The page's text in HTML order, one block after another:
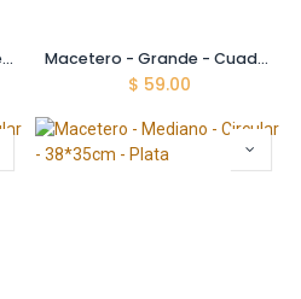
Macetero - Tipo Copa - Mediano - 26*36 cm - Café Arenado Macetero - Grande - Cuadrado - 39*75 cm - Blanco
$ 59.00